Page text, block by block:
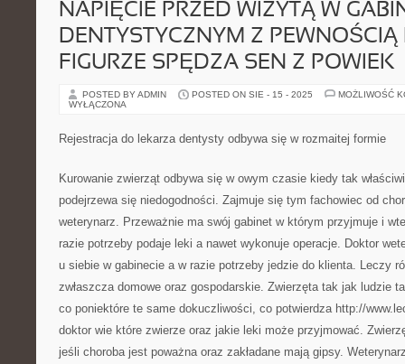
NAPIĘCIE PRZED WIZYTĄ W
DENTYSTYCZNYM Z PEWNOŚCIĄ
FIGURZE SPĘDZA SEN Z POWIEK
POSTED BY ADMIN POSTED ON SIE - 15 - 2025
MOŻLIWOŚĆ
WYŁĄCZONA
Rejestracja do lekarza dentysty odbywa się w rozmaitej formie
Kurowanie zwierząt odbywa się w owym czasie kiedy tak
podejrzewa się niedogodności. Zajmuje się tym fachowiec od
weterynarz. Przeważnie ma swój gabinet w którym przyjmuje i
razie potrzeby podaje leki a nawet wykonuje operacje. Doktor
u siebie w gabinecie a w razie potrzeby jedzie do klienta. Leczy
zwłaszcza domowe oraz gospodarskie. Zwierzęta tak jak ludzie
co poniektóre te same dokuczliwości, co potwierdza http://
doktor wie które zwierze oraz jakie leki może przyjmować.
jeśli choroba jest poważna oraz zakładane mają gipsy.